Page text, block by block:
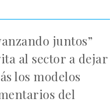
juntos”
al sector a dejar
los modelos
del